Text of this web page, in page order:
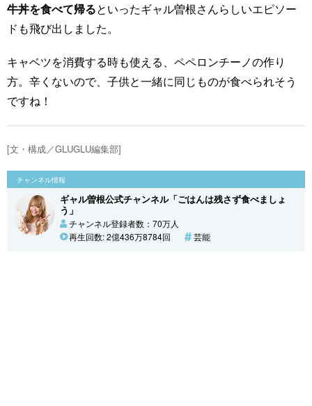
牛丼を食べて帰るといったギャル曽根さんらしいエピソー
ドも飛び出しました。
キャベツを消費する時も使える、ペペロンチーノの作り
方。辛くないので、子供と一緒に同じものが食べられそう
ですね！
[文・構成／GLUGLU編集部]
チャンネル情報
ギャル曽根公式チャンネル「ごはんは残さず食べましょ
う」
チャンネル登録者数：70万人
再生回数: 2億436万8784回
芸能